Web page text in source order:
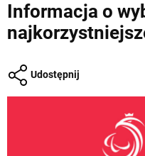
Informacja o
Udostępnij